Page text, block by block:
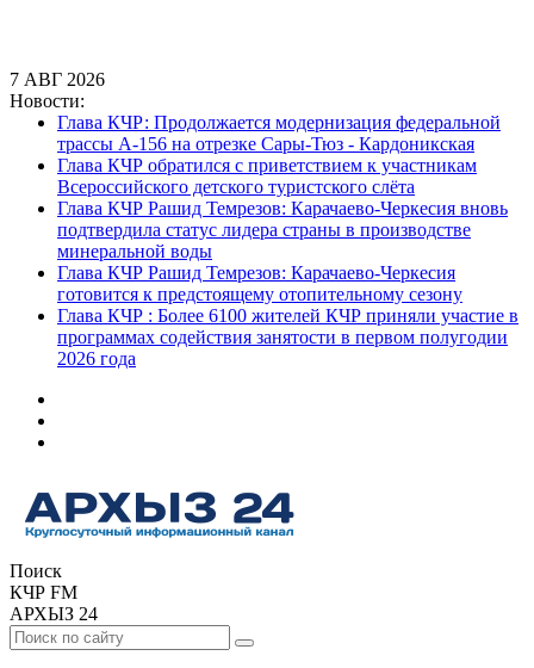
7 АВГ 2026
Новости:
Глава КЧР обратился с приветствием к участникам
Всероссийского детского туристского слёта
Глава КЧР Рашид Темрезов: Карачаево-Черкесия вновь
подтвердила статус лидера страны в производстве
минеральной воды
Глава КЧР Рашид Темрезов: Карачаево-Черкесия
готовится к предстоящему отопительному сезону
Глава КЧР : Более 6100 жителей КЧР приняли участие в
программах содействия занятости в первом полугодии
2026 года
Глава КЧР: Продолжается модернизация федеральной
трассы А-156 на отрезке Сары-Тюз - Кардоникская
Поиск
КЧР FM
АРХЫЗ 24